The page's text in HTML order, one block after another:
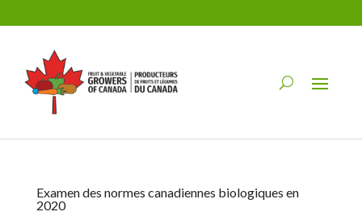
Examen des normes canadiennes biologiques en
2020